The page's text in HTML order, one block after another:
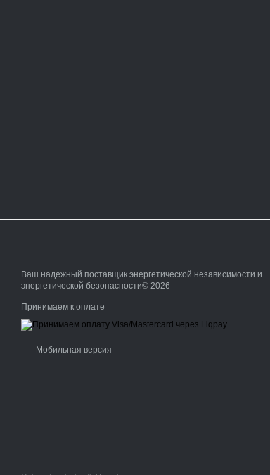
Ваш надежный поставщик энергетической независимости и
энергетической безопасности© 2026
Принимаем к оплате
Мобильная версия